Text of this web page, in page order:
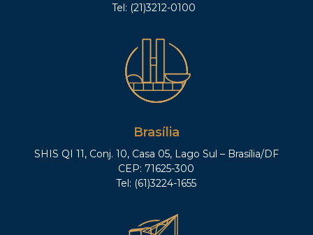
Tel: (21)3212-0100
Brasília
SHIS QI 11, Conj. 10, Casa 05, Lago Sul – Brasília/DF
CEP: 71625-300
Tel: (61)3224-1655